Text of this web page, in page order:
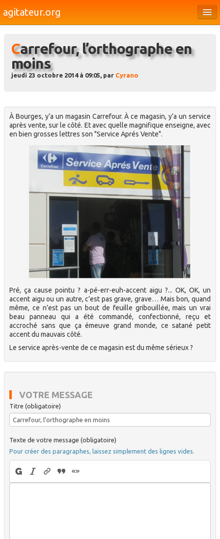
agitateur.org
Bourges & le Cher
Société
Médias
Dossiers
Carrefour, l’orthographe en
moins
jeudi 23 octobre 2014 à 09:05, par Cyrano
À Bourges, y’a un magasin Carrefour. À ce magasin, y’a un service
après vente, sur le côté. Et avec quelle magnifique enseigne, avec
en bien grosses lettres son "Service Aprés Vente".
Pré, ça cause pointu ? a-pé-err-euh-accent aigu ?... OK, OK, un
accent aigu ou un autre, c’est pas grave, grave… Mais bon, quand
même, ce n’est pas un bout de feuille gribouillée, mais un vrai
beau panneau qui a été commandé, confectionné, reçu et
accroché sans que ça émeuve grand monde, ce satané petit
accent du mauvais côté.
Le service après-vente de ce magasin est du même sérieux ?
VOTRE MESSAGE
Titre (obligatoire)
Texte de votre message (obligatoire)
Pour créer des paragraphes, laissez simplement des lignes vides.